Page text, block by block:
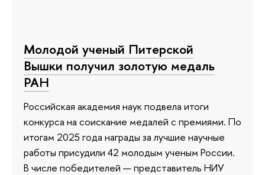
Молодой ученый Питерской
Вышки получил золотую медаль
РАН
Российская академия наук подвела итоги
конкурса на соискание медалей с премиями. По
итогам 2025 года награды за лучшие научные
работы присудили 42 молодым ученым России.
В числе победителей — представитель НИУ